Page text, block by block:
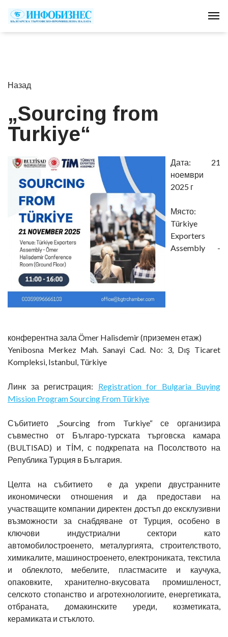
Назад
„Sourcing from
Turkiye“
Дата: 21
ноември
2025 г
Място:
Türkiye
Exporters
Assembly -
конферентна зала Ömer Halisdemir (приземен етаж)
Yenibosna Merkez Mah. Sanayi Cad. No: 3, Dış Ticaret
Kompleksi, Istanbul, Türkiye
Линк за регистрация: Registration for Bulgaria Buying
Mission Program Sourcing From Türkiye
Събитието „Sourcing from Turkiye“ се организира
съвместно от Българо-турската търговска камара
(BULTISAD) и TİM, с подкрепата на Посолството на
Република Турция в България.
Целта на събитието е да укрепи двустранните
икономически отношения и да предостави на
участващите компании директен достъп до ексклузивни
възможности за снабдяване от Турция, особено в
ключови индустриални сектори като
автомобилостроенето, металургията, строителството,
химикалите, машиностроенето, електрониката, текстила
и облеклото, мебелите, пластмасите и каучука,
опаковките, хранително-вкусовата промишленост,
селското стопанство и агротехнологиите, енергетиката,
отбраната, домакинските уреди, козметиката,
керамиката и стъклото.